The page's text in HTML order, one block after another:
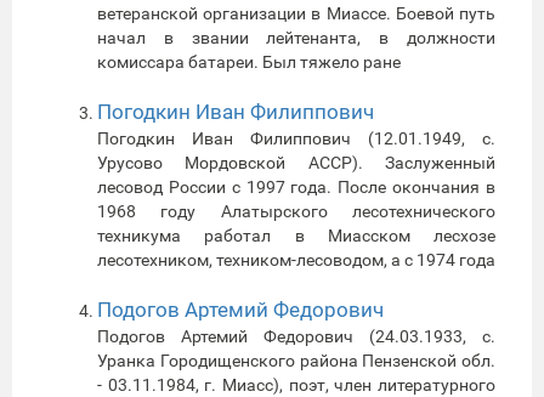
ветеранской организации в Миассе. Боевой путь
начал в звании лейтенанта, в должности
комиссара батареи. Был тяжело ране
Погодкин Иван Филиппович
Погодкин Иван Филиппович (12.01.1949, с.
Урусово Мордовской АССР). Заслуженный
лесовод России с 1997 года. После окончания в
1968 году Алатырского лесотехнического
техникума работал в Миасском лесхозе
лесотехником, техником-лесоводом, а с 1974 года
Подогов Артемий Федорович
Подогов Артемий Федорович (24.03.1933, с.
Уранка Городищенского района Пензенской обл.
- 03.11.1984, г. Миасс), поэт, член литературного